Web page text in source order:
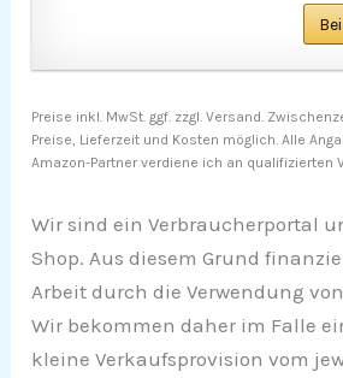
Preise inkl. MwSt. ggf. zzgl. Versand.
Preise, Lieferzeit und Kosten möglich. Alle
Amazon-Partner verdiene ich an qualifizierten
Wir sind ein Verbraucherportal
Shop. Aus diesem Grund
Arbeit durch die Verwendung
Wir bekommen daher im Falle
kleine Verkaufsprovision vom